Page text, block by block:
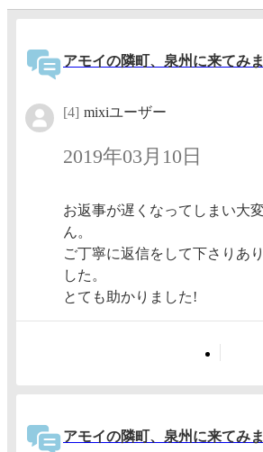
アモイの隣町、泉州に来てみ
[4] mixiユーザー
2019年03月10日
お返事が遅くなってしまい大
ん。
ご丁寧に返信をして下さりあ
した。
とても助かりました!
アモイの隣町、泉州に来てみ